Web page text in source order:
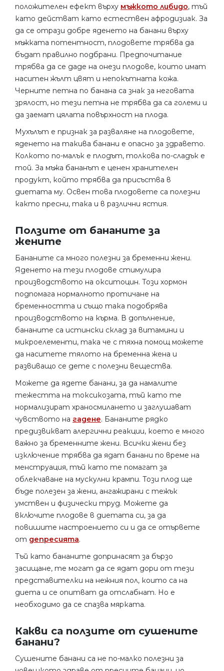
положителен ефект върху мъжкото либидо, тъй
като действат като естествен афродизиак. За
да се отрази добре яденето на банани върху
мъжката потентност, плодовете трябва да
бъдат правилно подбрани. Предпочитание
трябва да се даде на онези плодове, които имат
наситен жълт цвят и непокътната кожа.
Черните петна по банана са знак за неговата
зрялост, но тези петна не трябва да са големи и
да заемат цялата повърхност на плода.
Мухълът е признак за разваляне на плодовете,
яденето на такива банани е опасно за здравето.
Колкото по-малък е плодът, толкова по-сладък е
той. За мъжа бананът е ценен хранителен
продукт, който трябва да присъства в
диетата му. Освен това плодовете са полезни
както пресни, така и в различни ястия.
Ползите от бананите за
жените
Бананите са много полезни за бременни жени.
Яденето на тези плодове стимулира
производството на окситоцин. Този хормон
подпомага нормалното протичане на
бременността и също така подобрява
производството на кърма. В допълнение,
бананите са истински склад за витамини и
микроелементи, така че с тяхна помощ можете
да наситете тялото на бременна жена и
развиващо се дете с полезни вещества.
Можете да ядете банани, за да намалите
тежестта на токсикозата, тъй като те
нормализират храносмилането и заглушават
чувството на гадене. Бананите рядко
предизвикват алергични реакции, което е много
важно за бременните жени. Всички жени без
изключение трябва да ядат банани по време на
менструация, тъй като те помагат за
облекчаване на мускулни крампи. Този плод ще
бъде полезен за жени, ангажирани с тежък
умствен и физически труд. Можете да
включите плодове в диетата си, за да
повишите настроението си и да се отървете
от депресията.
Тъй като бананите допринасят за бързо
засищане, те могат да се ядат дори от тези
представителки на нежния пол, които са на
диета и се опитват да отслабнат. Но е
необходимо да се спазва мярката.
Какви са ползите от сушените
банани?
Сушените банани са не по-малко полезни за